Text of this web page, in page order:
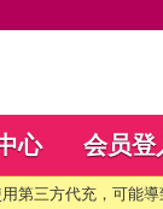
心 会员登
第三方代充，可能